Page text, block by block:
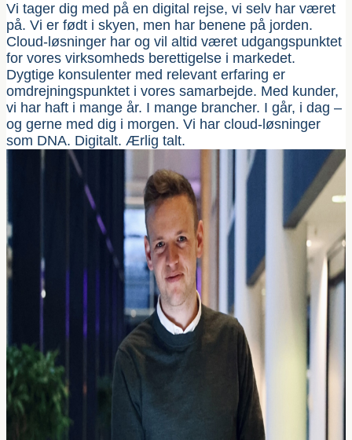
Vi tager dig med på en digital rejse, vi selv har været
på. Vi er født i skyen, men har benene på jorden.
Cloud-løsninger har og vil altid været udgangspunktet
for vores virksomheds berettigelse i markedet.
Dygtige konsulenter med relevant erfaring er
omdrejningspunktet i vores samarbejde. Med kunder,
vi har haft i mange år. I mange brancher. I går, i dag –
og gerne med dig i morgen. Vi har cloud-løsninger
som DNA. Digitalt. Ærlig talt.